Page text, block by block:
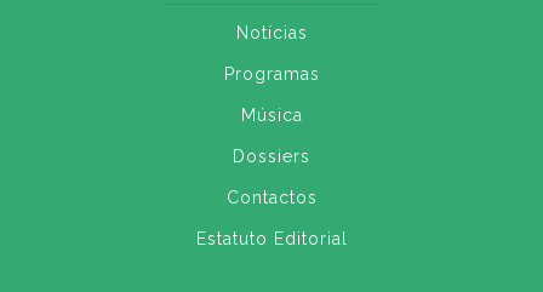
Notícias
Programas
Música
Dossiers
Contactos
Estatuto Editorial